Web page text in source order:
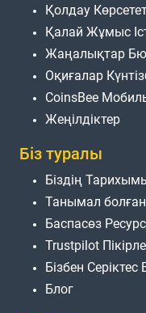
Қолдау
Қалай Жұмыс
Жаңалықтар
Оқиғалар
CoinsBee
Жеңілдіктер
Біз туралы
Біздің
Танымал болған
Баспасөз
Trustpilot
Бізбен Серіктес
Блог